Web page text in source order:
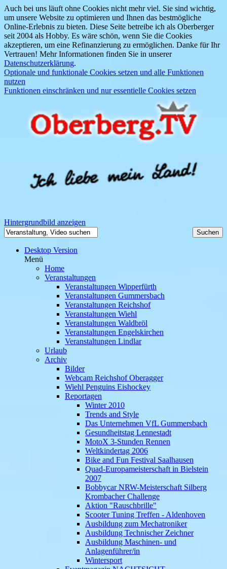
Auch bei uns läuft ohne Cookies nicht mehr viel. Sie sind wichtig,
um unsere Website zu optimieren und Ihnen das bestmögliche
Online-Erlebnis zu bieten. Diese Seite betreibe ich als Oberberger
seit 2004 als Hobby. Es wäre schön, wenn Sie die Cookies
akzeptieren, um eine Refinanzierung zu ermöglichen. Danke für Ihr
Vertrauen! Mehr Informationen finden Sie in unserer
Datenschutzerklärung.
Optionale und funktionale Cookies setzen und alle Funktionen
nutzen
Funktionen einschränken und nur essentielle Cookies setzen
Hintergrundbild anzeigen
Desktop Version
Menü
Home
Veranstaltungen
Veranstaltungen Wipperfürth
Veranstaltungen Gummersbach
Veranstaltungen Reichshof
Veranstaltungen Wiehl
Veranstaltungen Waldbröl
Veranstaltungen Engelskirchen
Veranstaltungen Lindlar
Urlaub
Archiv
Bilder
Webcam Reichshof Oberagger
Wiehl Penguins Eishockey
Reportagen
Winter 2010
Trends and Style
Das Unternehmen VfL Gummersbach
Gesundheitstag Lennestadt
MotoX 3-Stunden Rennen
Weltkindertag 2006
Bike and Fun Festival Saalhausen
Quad-Europameisterschaft in Bielstein
2007
Bobbycar NRW-Meisterschaft Silberg
Krombacher Challenge
Aktion "Rauschbrille"
Scooter Tuning Treffen - Aldenhoven
Ausbildung zum Mechatroniker
Ausbildung Technischer Zeichner
Ausbildung Maschinen- und
Anlagenführer/in
Wintersport